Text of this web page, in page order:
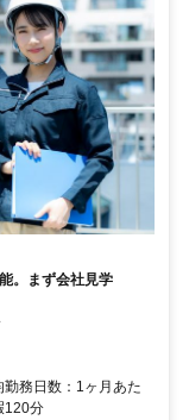
。まず会社見学
務日数：1ヶ月あた
120分